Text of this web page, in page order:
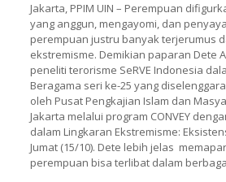
Jakarta, PPIM UIN – Perempuan
yang anggun, mengayomi, dan
perempuan justru banyak terjerumus
ekstremisme. Demikian paparan Dete
peneliti terorisme SeRVE Indonesia
Beragama seri ke-25 yang
oleh Pusat Pengkajian Islam dan
Jakarta melalui program CONVEY
dalam Lingkaran Ekstremisme:
Jumat (15/10). Dete lebih jelas
perempuan bisa terlibat dalam